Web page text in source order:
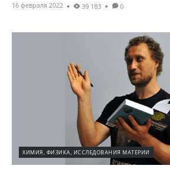
16 февраля 2022 39 183 0
ХИМИЯ, ФИЗИКА, ИССЛЕДОВАНИЯ МАТЕРИИ